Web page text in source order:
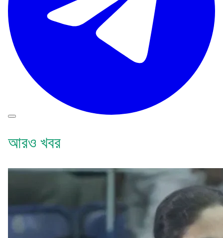
আরও খবর